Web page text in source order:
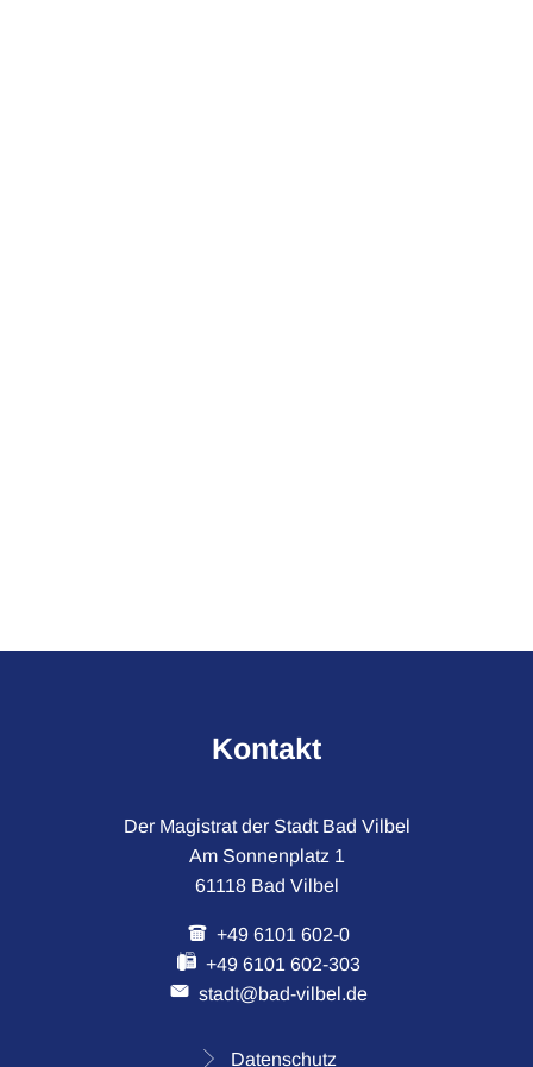
Kontakt
Der Magistrat der Stadt Bad Vilbel
Am Sonnenplatz 1
61118 Bad Vilbel
+49 6101 602-0
+49 6101 602-303
stadt@bad-vilbel.de
Datenschutz